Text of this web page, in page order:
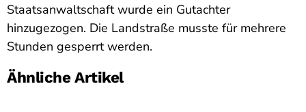
Staatsanwaltschaft wurde ein Gutachter
hinzugezogen. Die Landstraße musste für mehrere
Stunden gesperrt werden.
Ähnliche Artikel